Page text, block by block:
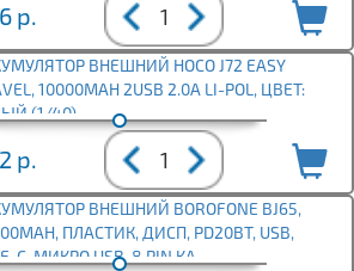
р.
ВНЕШНИЙ HOCO J72 EASY
10000MAH 2USB 2.0A LI-POL, ЦВЕТ:
(1/40)
р.
ВНЕШНИЙ BOROFONE BJ65,
ПЛАСТИК, ДИСП, PD20ВТ, USB,
C, МИКРО USB, 8 PIN КА